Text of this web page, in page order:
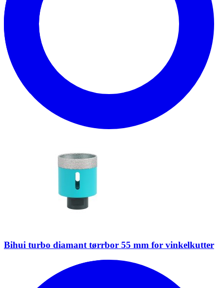
Bihui turbo diamant tørrbor 55 mm for vinkelkutter